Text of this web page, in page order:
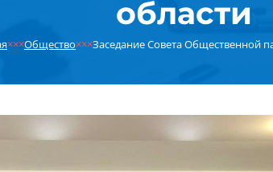
области
×××Общество×××Заседание Совета Общественной